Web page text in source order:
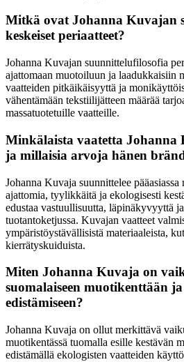
Mitkä ovat Johanna Kuvajan
keskeiset periaatteet?
Johanna Kuvajan suunnittelufilosofia
ajattomaan muotoiluun ja laadukkaisiin
vaatteiden pitkäikäisyyttä ja
vähentämään tekstiilijätteen määrää
massatuotetuille vaatteille.
Minkälaista vaatetta Johanna
ja millaisia arvoja hänen
Johanna Kuvaja suunnittelee
ajattomia, tyylikkäitä ja ekologisesti
edustaa vastuullisuutta, läpinäkyvyyttä
tuotantoketjussa. Kuvajan vaatteet
ympäristöystävällisistä materiaaleista,
kierrätyskuiduista.
Miten Johanna Kuvaja on
suomalaiseen muotikenttään
edistämiseen?
Johanna Kuvaja on ollut merkittävä
muotikentässä tuomalla esille kestävän
edistämällä ekologisten vaatteiden